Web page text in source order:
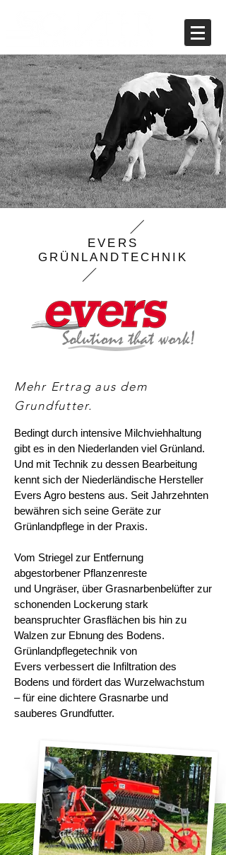
EVERS
GRÜNLANDTECHNIK
Mehr Ertrag aus dem
Grundfutter.
Bedingt durch intensive Milchviehhaltung
gibt es in den Niederlanden viel Grünland.
Und mit Technik zu dessen Bearbeitung
kennt sich der Niederländische Hersteller
Evers Agro bestens aus. Seit Jahrzehnten
bewähren sich seine Geräte zur
Grünlandpflege in der Praxis.
Vom ​Striegel zur Entfernung
abgestorbener Pflanzenreste
und Ungräser, über Grasnarbenbelüfter zur
schonenden Lockerung stark
beanspruchter Grasflächen bis hin zu
Walzen zur Ebnung des Bodens.
Grünlandpflegetechnik von
Evers verbessert die Infiltration des
Bodens und fördert das Wurzelwachstum
– für eine dichtere Grasnarbe und
sauberes Grundfutter.